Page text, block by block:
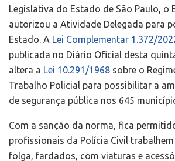
Legislativa do Estado de São Paulo, o
autorizou a Atividade Delegada para
Estado. A Lei Complementar 1.372/
publicada no Diário Oficial desta
altera a Lei 10.291/1968 sobre o
Trabalho Policial para possibilitar a
de segurança pública nos 645
Com a sanção da norma, fica
profissionais da Polícia Civil
folga, fardados, com viaturas e